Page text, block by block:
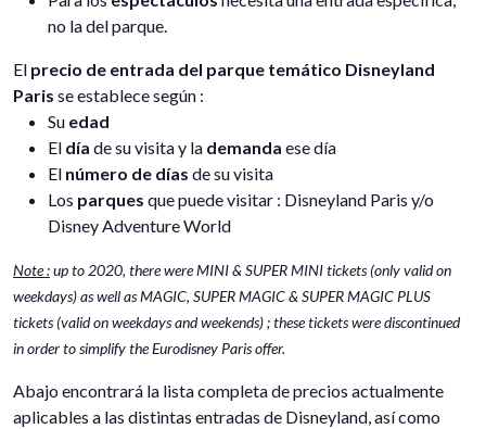
no la del parque.
El precio de entrada del parque temático Disneyland
Paris se establece según :
Su edad
El día de su visita y la demanda ese día
El número de días de su visita
Los parques que puede visitar : Disneyland Paris y/o
Disney Adventure World
Note :up to 2020, there were MINI & SUPER MINI tickets (only valid on
weekdays) as well as MAGIC, SUPER MAGIC & SUPER MAGIC PLUS
tickets (valid on weekdays and weekends) ; these tickets were discontinued
in order to simplify the Eurodisney Paris offer.
Abajo encontrará la lista completa de precios actualmente
aplicables a las distintas entradas de Disneyland, así como